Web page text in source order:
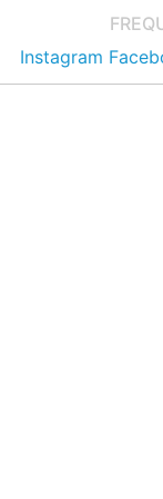
Instagram